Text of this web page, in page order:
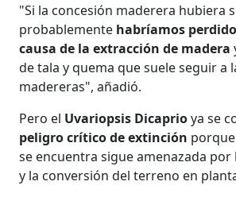
"Si la concesión maderera hubiera
probablemente habríamos
causa de la extracción de madera
de tala y quema que suele seguir a
madereras", añadió.
Pero el Uvariopsis Dicaprioya se
peligro crítico de extinción
se encuentra sigue amenazada por
y la conversión del terreno en